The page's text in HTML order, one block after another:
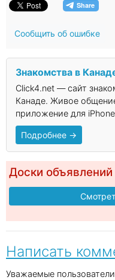
Сообщить об ошибке
Знакомства в
Click4.net — сайт
Канаде. Живое
приложение для
Подробнее →
Доски объявлений
Написать
Уважаемые